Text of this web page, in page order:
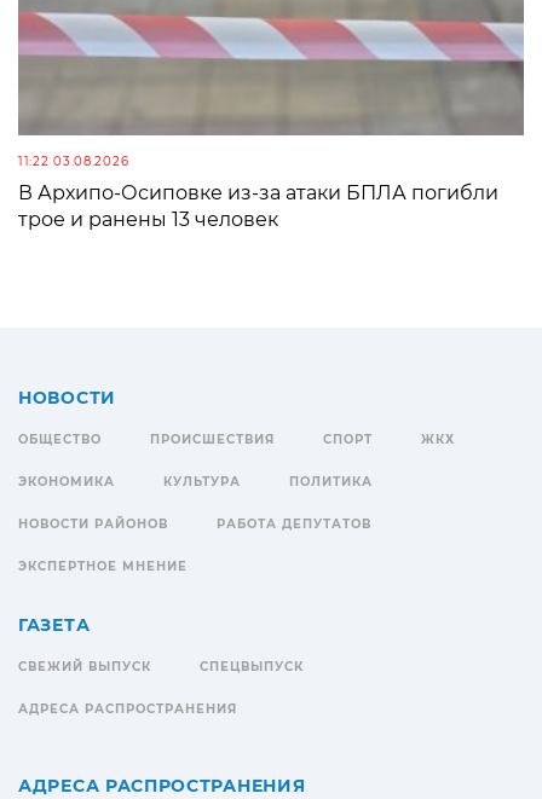
11:22 03.08.2026
В Архипо-Осиповке из-за атаки БПЛА погибли
трое и ранены 13 человек
НОВОСТИ
ОБЩЕСТВО ПРОИСШЕСТВИЯ СПОРТ ЖКХ
ЭКОНОМИКА КУЛЬТУРА ПОЛИТИКА
НОВОСТИ РАЙОНОВ РАБОТА ДЕПУТАТОВ
ЭКСПЕРТНОЕ МНЕНИЕ
ГАЗЕТА
СВЕЖИЙ ВЫПУСК СПЕЦВЫПУСК
АДРЕСА РАСПРОСТРАНЕНИЯ
АДРЕСА РАСПРОСТРАНЕНИЯ